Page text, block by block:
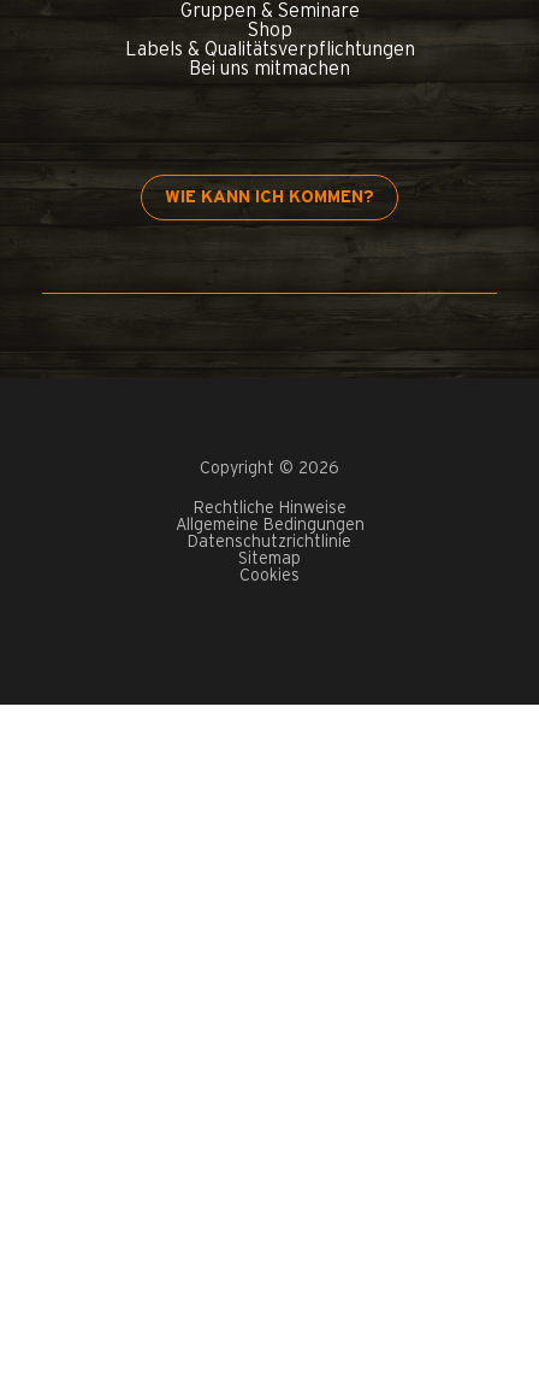
Gruppen & Seminare
Shop
Labels & Qualitätsverpflichtungen
Bei uns mitmachen
WIE KANN ICH KOMMEN?
Copyright © 2026
Rechtliche Hinweise
Allgemeine Bedingungen
Datenschutzrichtlinie
Sitemap
Cookies